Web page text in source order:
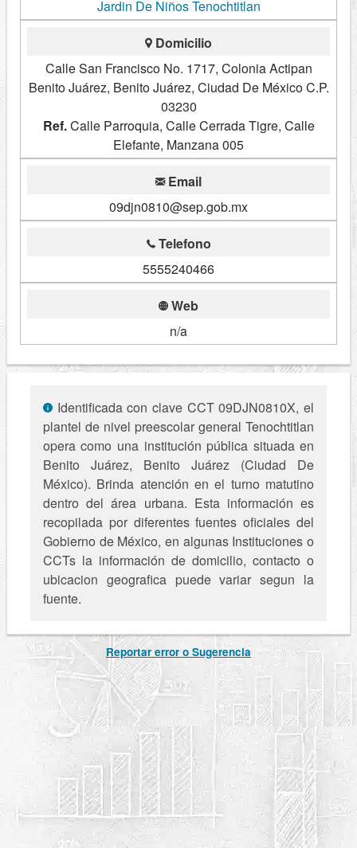
Jardin De Niños Tenochtitlan
Domicilio
Calle San Francisco No. 1717, Colonia Actipan
Benito Juárez, Benito Juárez, Ciudad De México C.P.
03230
Ref.Calle Parroquia, Calle Cerrada Tigre, Calle
Elefante, Manzana 005
Email
09djn0810@sep.gob.mx
Telefono
5555240466
Web
n/a
Identificada con clave CCT 09DJN0810X, el
plantel de nivel preescolar general Tenochtitlan
opera como una institución pública situada en
Benito Juárez, Benito Juárez (Ciudad De
México). Brinda atención en el turno matutino
dentro del área urbana. Esta información es
recopilada por diferentes fuentes oficiales del
Gobierno de México, en algunas Instituciones o
CCTs la información de domicilio, contacto o
ubicacion geografica puede variar segun la
fuente.
Reportar error o Sugerencia